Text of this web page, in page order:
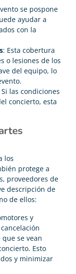
se pospone
ayudar a
con la
: Esta cobertura
o lesiones de los
del equipo, lo
Si las condiciones
concierto, esta
los
protege a
proveedores de
descripción de
de ellos:
y
se vean
Esto
y minimizar